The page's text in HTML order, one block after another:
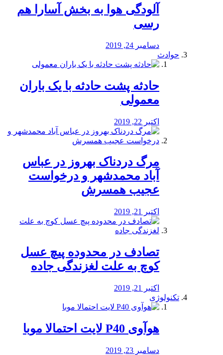
آلودگی هوا به بخش آسارا هم
رسی
دسامبر 24, 2019
حوادث
️حادثه پشت حادثه با یک باران
معمولی
اکتبر 22, 2019
مرگ دردناک بهروز در عباس
آباد محمدشهر و درخواست
عجیب همسرش
اکتبر 21, 2019
تصادف در محدوده پیچ عسل
کوچ به علت لغزندگی جاده
اکتبر 21, 2019
تکنولوژی
هوآوی P40 لایت احتمالا موبا
دسامبر 23, 2019